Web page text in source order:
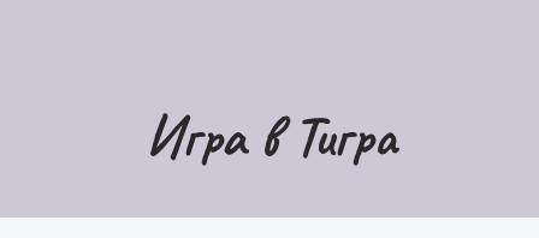
Игра в Тигра